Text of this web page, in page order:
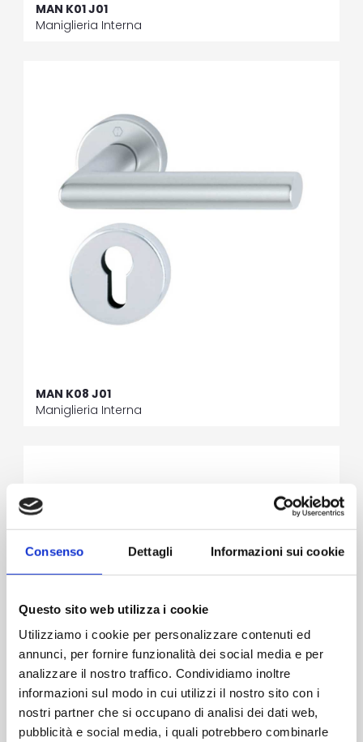
Consenso Dettagli Informazioni sui cookie
Questo sito web utilizza i cookie
Utilizziamo i cookie per personalizzare contenuti ed
annunci, per fornire funzionalità dei social media e per
analizzare il nostro traffico. Condividiamo inoltre
informazioni sul modo in cui utilizzi il nostro sito con i
nostri partner che si occupano di analisi dei dati web,
pubblicità e social media, i quali potrebbero combinarle
MAN K01 J01
Maniglieria Interna
MAN K08 J01
Maniglieria Interna